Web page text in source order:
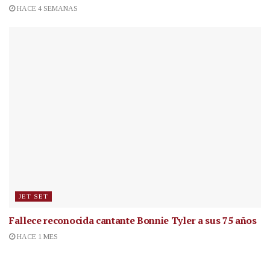
HACE 4 SEMANAS
JET SET
Fallece reconocida cantanteBonnie Tyler a sus 75 años
HACE 1 MES